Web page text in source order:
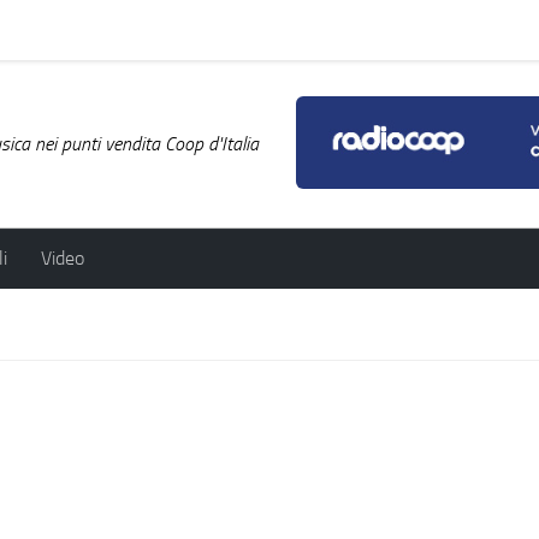
nei punti vendita Coop d'Italia
Video